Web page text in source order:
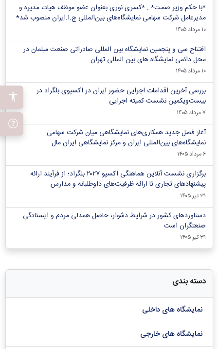
*با حکم وزیر صمت* : *کسری نوری بعنوان عضو موظف هیات مدیره و
مدیرعامل شرکت سهامی نمایشگاه‌های بین‌المللی ج.ا.ایران منصوب شد*
۱۰ مرداد ۱۴۰۵
افتتاح سی و پنجمین نمایشگاه بین المللی صادراتی صنعت مبلمان در
محل دائمی نمایشگاه های بین المللی تهران
۱۰ مرداد ۱۴۰۵
بررسی آخرین اقدامات اجرایی حضور ایران در اکسپوی بلگراد در
بیست‌ویکمین نشست کمیته اجرایی
۷ مرداد ۱۴۰۵
آغاز فصل جدید همکاری‌های نمایشگاهی میان شرکت سهامی
نمایشگاه‌های بین‌المللی ایران و مرکز نمایشگاهی ایران‌ مال
۶ مرداد ۱۴۰۵
برگزاری نشست آنلاین هماهنگی اکسپو ۲۰۲۷ بلگراد؛ از فرآیند ارائه
پیشنهادهای تجاری تا ارائه ظرفیت‌های داوطلبانه و مدارس
۳۱ تیر ۱۴۰۵
دستاوردهای کشور در شرایط دشوار، حاصل همدلی مردم و ایستادگی
صنعتگران است
۳۱ تیر ۱۴۰۵
دسته بندی
نمایشگاه های داخلی
نمایشگاه های خارجی